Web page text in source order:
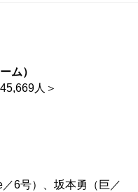
ム）
人＞
6号）、坂本勇（巨／